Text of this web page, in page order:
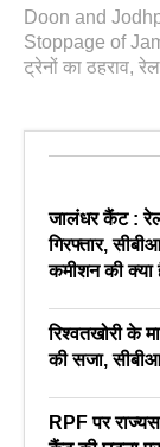
Doon and
Stoppage of
ट्रेनों का ठहराव,
जालंधर कैंट :
गिरफ्तार,
कमीशन की क्या
रिश्वतखोरी के
की सजा,
RPF पर